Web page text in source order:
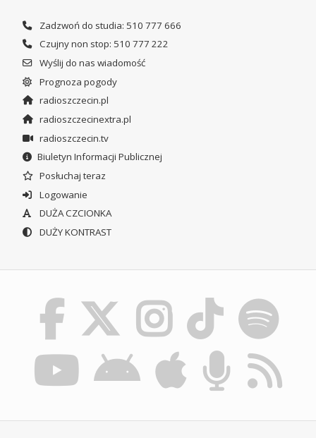
Zadzwoń do studia: 510 777 666
Czujny non stop: 510 777 222
Wyślij do nas wiadomość
Prognoza pogody
radioszczecin.pl
radioszczecinextra.pl
radioszczecin.tv
Biuletyn Informacji Publicznej
Posłuchaj teraz
Logowanie
DUŻA CZCIONKA
DUŻY KONTRAST